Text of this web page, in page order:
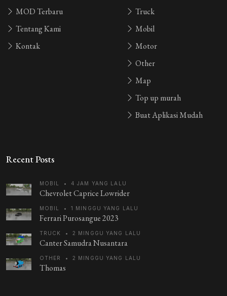
MOD Terbaru
Tentang Kami
Kontak
Truck
Mobil
Motor
Other
Map
Top up murah
Buat Aplikasi Mudah
Recent Posts
MOBIL • 4 JAM YANG LALU
Chevrolet Caprice Lowrider
MOBIL • 1 MINGGU YANG LALU
Ferrari Purosangue 2023
TRUCK • 2 MINGGU YANG LALU
Canter Samudra Nusantara
OTHER • 2 MINGGU YANG LALU
Thomas